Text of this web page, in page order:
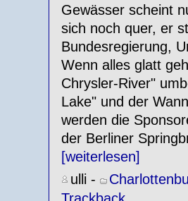
Gewässer scheint
sich noch quer, er
Bundesregierung,
Wenn alles glatt
Chrysler-River"
Lake" und der
werden die
der Berliner
[weiterlesen]
ulli -
Trackback